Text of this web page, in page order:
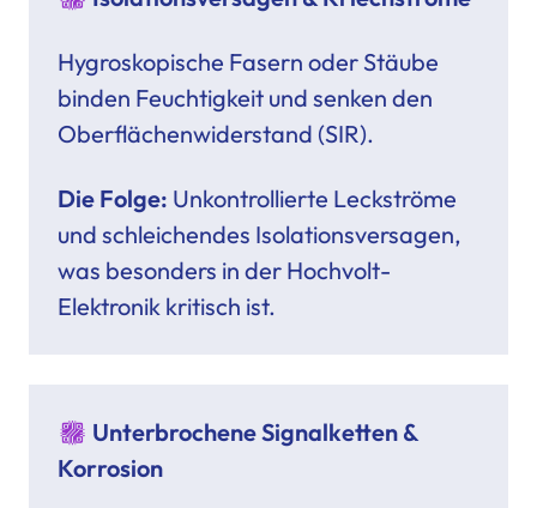
Hygroskopische Fasern oder Stäube
binden Feuchtigkeit und senken den
Oberflächenwiderstand (SIR).
Die Folge: Unkontrollierte Leckströme
und schleichendes Isolationsversagen,
was besonders in der Hochvolt-
Elektronik kritisch ist.
Unterbrochene Signalketten &
Korrosion